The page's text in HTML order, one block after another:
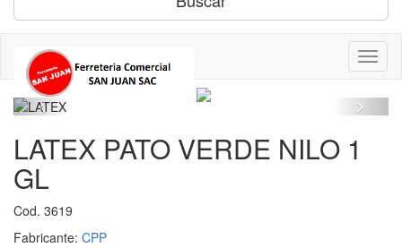
LATEX PATO VERDE NILO 1
GL
Cod. 3619
Fabricante: CPP